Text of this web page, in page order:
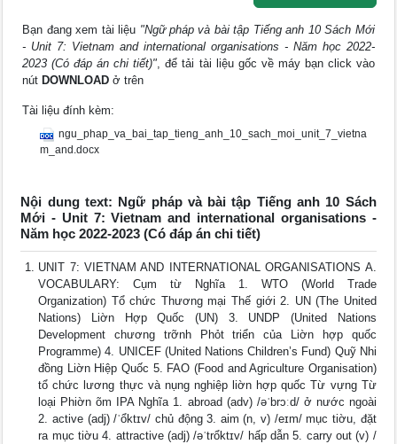
Bạn đang xem tài liệu "Ngữ pháp và bài tập Tiếng anh 10 Sách Mới
- Unit 7: Vietnam and international organisations - Năm học 2022-
2023 (Có đáp án chi tiết)", để tải tài liệu gốc về máy bạn click vào
nút DOWNLOAD ở trên
Tài liệu đính kèm:
ngu_phap_va_bai_tap_tieng_anh_10_sach_moi_unit_7_vietna
m_and.docx
Nội dung text: Ngữ pháp và bài tập Tiếng anh 10 Sách
Mới - Unit 7: Vietnam and international organisations -
Năm học 2022-2023 (Có đáp án chi tiết)
UNIT 7: VIETNAM AND INTERNATIONAL ORGANISATIONS A.
VOCABULARY: Cụm từ Nghĩa 1. WTO (World Trade
Organization) Tổ chức Thương mại Thế giới 2. UN (The United
Nations) Liờn Hợp Quốc (UN) 3. UNDP (United Nations
Development chương trỡnh Phỏt triển của Liờn hợp quốc
Programme) 4. UNICEF (United Nations Children’s Fund) Quỹ Nhi
đồng Liờn Hiệp Quốc 5. FAO (Food and Agriculture Organisation)
tổ chức lương thực và nụng nghiệp liờn hợp quốc Từ vựng Từ
loại Phiờn õm IPA Nghĩa 1. abroad (adv) /əˈbrɔːd/ ở nước ngoài
2. active (adj) /ˈổktɪv/ chủ động 3. aim (n, v) /eɪm/ mục tiờu, đặt
ra mục tiờu 4. attractive (adj) /əˈtrổktɪv/ hấp dẫn 5. carry out (v) /